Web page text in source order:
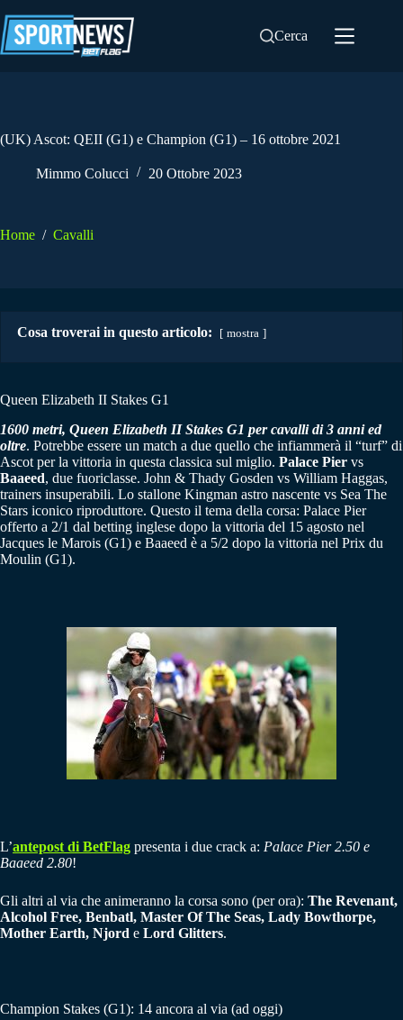
al
contenuto
Cerca
(UK) Ascot: QEII (G1) e Champion (G1) – 16 ottobre 2021
Mimmo Colucci 20 Ottobre 2023
Home / Cavalli
Cosa troverai in questo articolo: mostra
Queen Elizabeth II Stakes G1
1600 metri, Queen Elizabeth II Stakes G1 per cavalli di 3 anni ed
oltre. Potrebbe essere un match a due quello che infiammerà il “turf” di
Ascot per la vittoria in questa classica sul miglio. Palace Pier vs
Baaeed, due fuoriclasse. John & Thady Gosden vs William Haggas,
trainers insuperabili. Lo stallone Kingman astro nascente vs Sea The
Stars iconico riproduttore. Questo il tema della corsa: Palace Pier
offerto a 2/1 dal betting inglese dopo la vittoria del 15 agosto nel
Jacques le Marois (G1) e Baaeed è a 5/2 dopo la vittoria nel Prix du
Moulin (G1).
L’antepost di BetFlag presenta i due crack a: Palace Pier 2.50 e
Baaeed 2.80!
Gli altri al via che animeranno la corsa sono (per ora): The Revenant,
Alcohol Free, Benbatl, Master Of The Seas, Lady Bowthorpe,
Mother Earth, Njord e Lord Glitters.
Champion Stakes (G1): 14 ancora al via (ad oggi)